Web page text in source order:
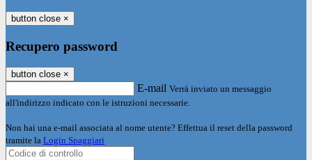
button close ×
Recupero password
button close ×
E-mail Verrà inviato un messaggio
all'indirizzo indicato con le istruzioni necessarie.
Non hai una e-mail associata al nome utente? Effettua il reset della password
tramite la Login Spaggiari